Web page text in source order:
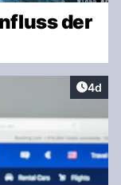
der
4d